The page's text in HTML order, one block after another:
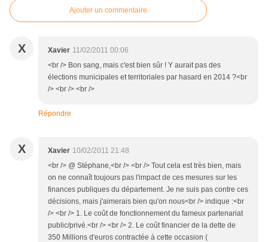
Ajouter un commentaire
X Xavier 11/02/2011 00:06
<br /> Bon sang, mais c'est bien sûr ! Y aurait pas des
élections municipales et territoriales par hasard en 2014 ?<br
/> <br /> <br />
Répondre
X Xavier 10/02/2011 21:48
<br /> @ Stéphane,<br /> <br /> Tout cela est très bien, mais
on ne connaît toujours pas l'impact de ces mesures sur les
finances publiques du département. Je ne suis pas contre ces
décisions, mais j'aimerais bien qu'on nous<br /> indique :<br
/> <br /> 1. Le coût de fonctionnement du fameux partenariat
public/privé.<br /> <br /> 2. Le coût financier de la dette de
350 Millions d'euros contractée à cette occasion (